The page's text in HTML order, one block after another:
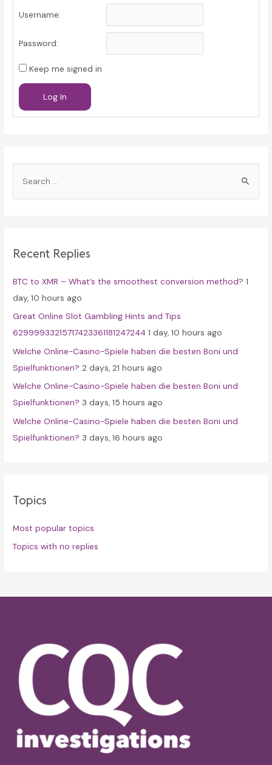
Username:
Password:
Keep me signed in
Log In
h
o
r
:
Recent Replies
BTC to XMR – What’s the smoothest conversion method? 1
day, 10 hours ago
Great Online Slot Gambling Hints and Tips
62999933215717423361181247244 1 day, 10 hours ago
Welche Online-Casino-Spiele haben die besten Boni und
Spielfunktionen? 2 days, 21 hours ago
Welche Online-Casino-Spiele haben die besten Boni und
Spielfunktionen? 3 days, 15 hours ago
Welche Online-Casino-Spiele haben die besten Boni und
Spielfunktionen? 3 days, 16 hours ago
Topics
Most popular topics
Topics with no replies